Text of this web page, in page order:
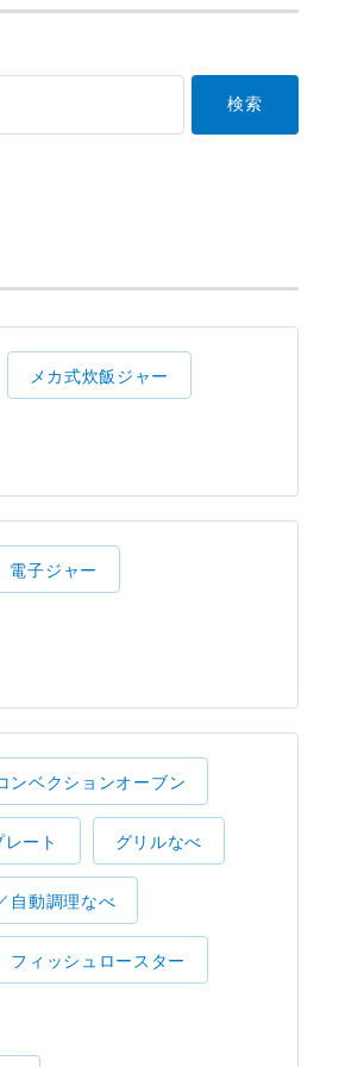
メカ式炊飯ジャー
電子ジャー
ンベクションオーブン
ート グリルなべ
自動調理なべ
フィッシュロースター